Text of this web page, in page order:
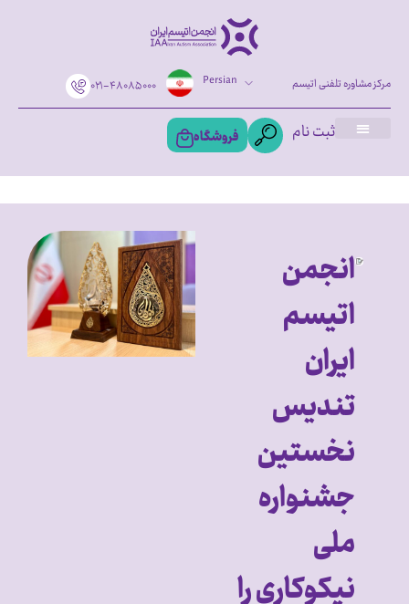
۰۲۱-۴۸۰۸۵۰۰۰ Persian مرکز مشاوره تلفنی اتیسم
ثبت نام فروشگاه
انجمن
اتیسم
ایران
تندیس
نخستین
جشنواره
ملی
نیکوکاری را